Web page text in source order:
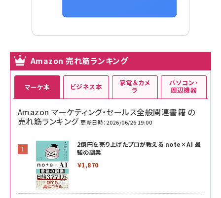
Amazon 売れ筋ランキング
マーケ本
Amazon マーケティング・セールス全般関連書籍 の
売れ筋ランキング 更新日時：2026/06/26 19:00
2億円を売り上げたプロが教える note×AI 最
強の副業
￥1,870
ビジネス本 家電＆カメ
ラ
パソコン・
周辺機器